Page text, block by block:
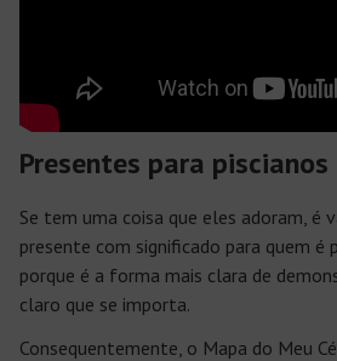
Presentes para piscianos
Se tem uma coisa que eles adoram, é
presente com significado para quem é
porque é a forma mais clara de
claro que se importa.
Consequentemente, o Mapa do Meu